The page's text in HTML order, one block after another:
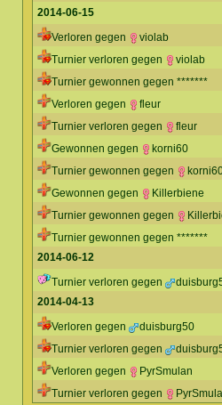
2014-06-15
Verloren gegen
violab
Turnier verloren gegen
violab
Turnier gewonnen gegen *******
Verloren gegen
fleur
Turnier verloren gegen
fleur
Gewonnen gegen
korni60
Turnier gewonnen gegen
Gewonnen gegen
Killerbiene
Turnier gewonnen gegen
Turnier gewonnen gegen *******
2014-06-12
Turnier verloren gegen
2014-04-13
Verloren gegen
duisburg50
Turnier verloren gegen
Verloren gegen
PyrSmulan
Turnier verloren gegen